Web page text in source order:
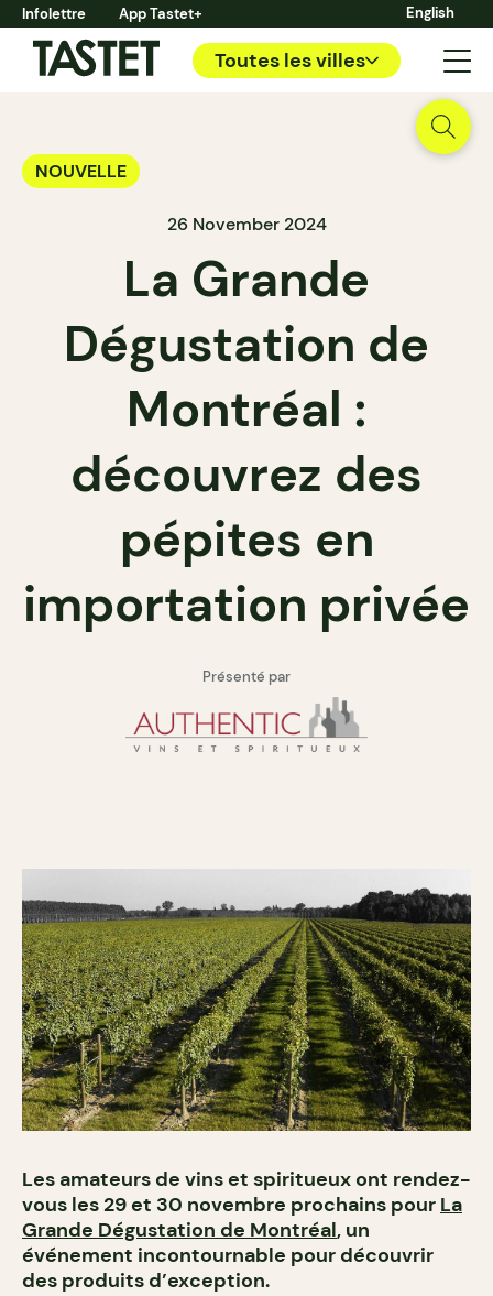
Infolettre App Tastet+ English
Toutes les villes
NOUVELLE
26 November 2024
La Grande
Dégustation de
Montréal :
découvrez des
pépites en
importation privée
Présenté par
Les amateurs de vins et spiritueux ont rendez-
vous les 29 et 30 novembre prochains pour La
Grande Dégustation de Montréal, un
événement incontournable pour découvrir
des produits d’exception.